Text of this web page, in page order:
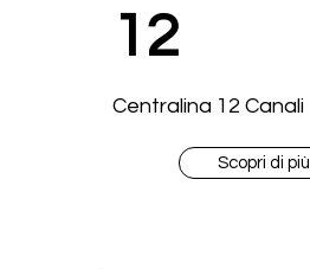
12
Centralina 12 Canali
Scopri di più